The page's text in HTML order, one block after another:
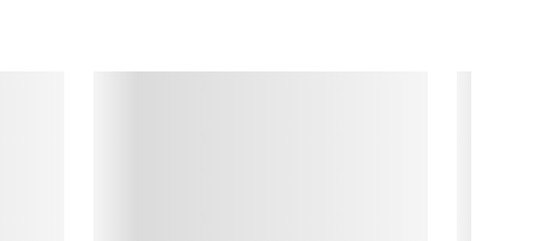
Alle dele af fremstillingen sker i hånden, og derfor vil der altid